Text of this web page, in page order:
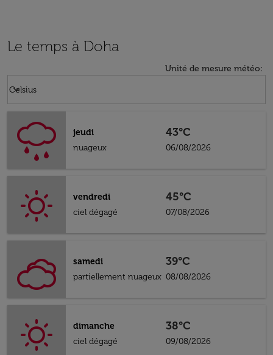
Le temps à Doha
Unité de mesure météo:
Celsius
keyboard_arrow_down
jeudi
nuageux
43°C
06/08/2026
vendredi
ciel dégagé
45°C
07/08/2026
samedi
partiellement nuageux
39°C
08/08/2026
dimanche
ciel dégagé
38°C
09/08/2026